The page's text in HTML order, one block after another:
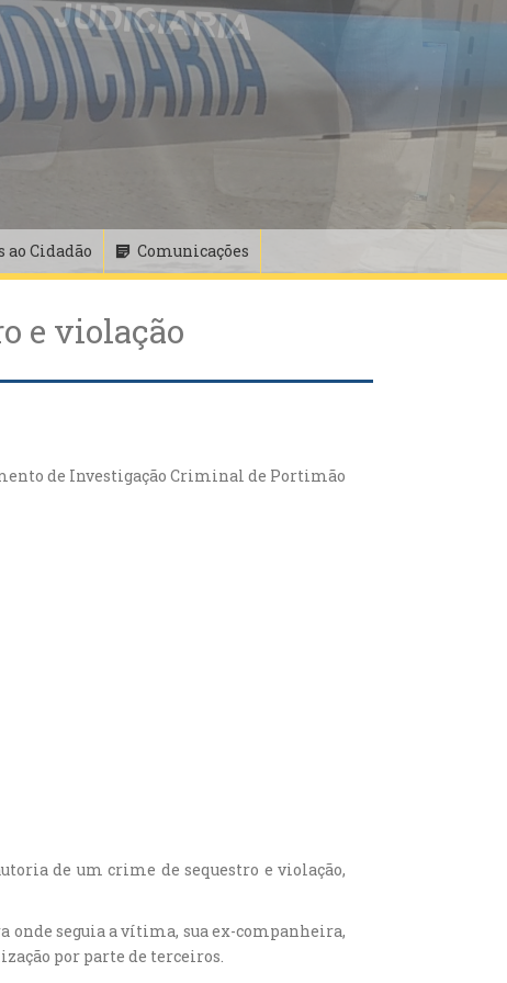
ao Cidadão Comunicações
e violação
de Investigação Criminal de Portimão
de um crime de sequestro e violação,
onde seguia a vítima, sua ex-companheira,
por parte de terceiros.